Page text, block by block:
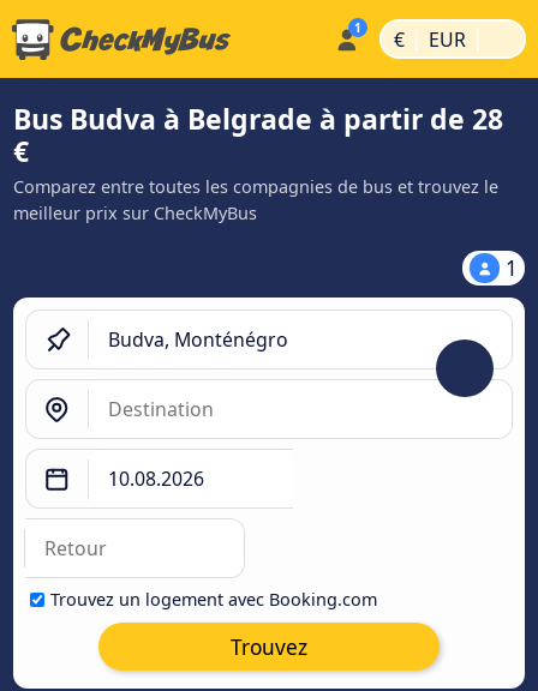
€ | EUR |
Bus Budva à Belgrade à partir de 28
€
Comparez entre toutes les compagnies de bus et trouvez le
meilleur prix sur CheckMyBus
1
Trouvez un logement avec Booking.com
Trouvez